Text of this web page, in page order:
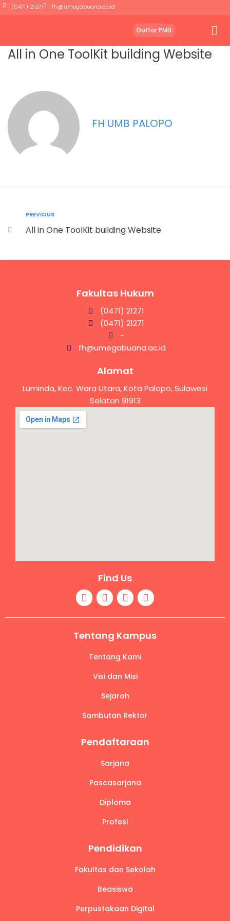
(0471) 21271 fh@umegabuana.ac.id
Daftar PMB
All in One ToolKit building Website
FH UMB PALOPO
PREVIOUS
All in One ToolKit building Website
Fakultas Hukum
(0471) 21271
(0471) 21271
-
fh@umegabuana.ac.id
Alamat
Luminda, Kec. Wara Utara, Kota Palopo, Sulawesi
Selatan 91913
Find Us
Tentang Kampus
Tentang Kami
Visi dan Misi
Sejarah
Sambutan Rektor
Pendaftaraan
Sarjana
Pascasarjana
Diploma
Profesi
Pendidikan
Fakultas dan Sekolah
Beasiswa
Perpustakaan Digital